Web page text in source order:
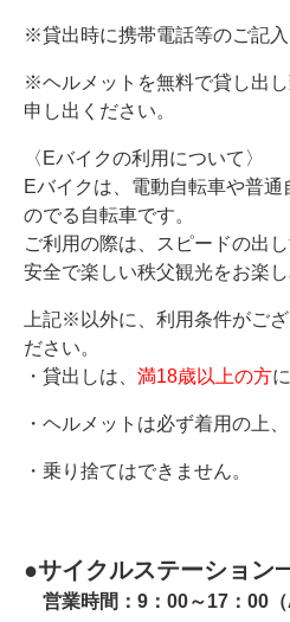
※貸出時に携帯電話等のご記入
※ヘルメットを無料で貸し出
申し出ください。
〈Eバイクの利用について〉
Eバイクは、電動自転車や普
のでる自転車です。
ご利用の際は、スピードの出
安全で楽しい秩父観光をお楽
上記※以外に、利用条件がご
ださい。
・貸出しは、 満18歳以上の方
・ヘルメットは必ず着用の上
・乗り捨てはできません。
●サイクルステーション
営業時間：9：00～17：00